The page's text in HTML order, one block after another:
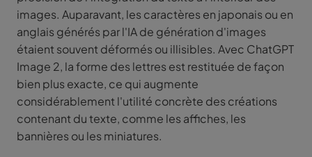
images. Auparavant, les caractères en japonais ou en
anglais générés par l'IA de génération d'images
étaient souvent déformés ou illisibles. Avec ChatGPT
Image 2, la forme des lettres est restituée de façon
bien plus exacte, ce qui augmente
considérablement l'utilité concrète des créations
contenant du texte, comme les affiches, les
bannières ou les miniatures.